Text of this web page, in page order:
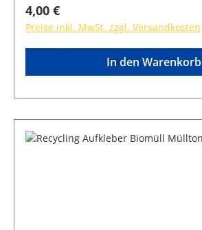
Regulärer Preis:
4,00 €
Preise inkl. MwSt. zzgl. Versandkosten
In den Warenkorb